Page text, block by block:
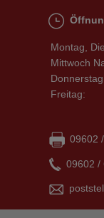
Montag,
Mittwoch
Freitag:
09602
09602 /